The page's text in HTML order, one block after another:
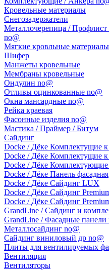
Кровельные материалы
Снегозадержатели
Металлочерепица /
no@
Мягкие кровльные материалы
Шифер
Манжеты кровельные
Мембраны кровельные
Ондулин no@
Отливы оцинкованные no@
Окна мансардные no@
Рейка краевая
Фасонные изделия no@
Мастика / Праймер / Битум
Сайдинг
Docke / Дёке Комплектущие
Docke / Дёке Комплектущие к
Docke / Дёке Комплектующие
Docke / Дёке Панель фасадная
Docke / Дёке Сайдинг LUX
Docke / Дёке Сайдинг
Docke / Дёке Сайдинг
GrandLine / Сайдинг и
GrandLine / Фасадные
Металлосайдинг no@
Сайдинг виниловый др no@
Плиты для вентилируемых
Вентиляция
Вентиляторы